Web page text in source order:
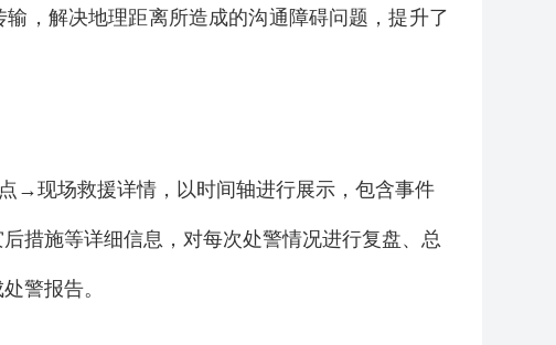
，解决地理距离所造成的沟通障碍问题，提升了
现场救援详情，以时间轴进行展示，包含事件
措施等详细信息，对每次处警情况进行复盘、总
警报告。